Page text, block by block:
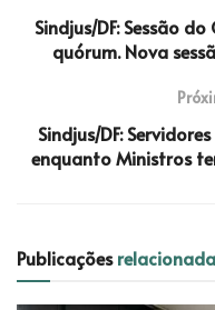
Sindjus/DF: Sessão
quórum. Nova
Sindjus/DF:
enquanto Ministros
Publicações